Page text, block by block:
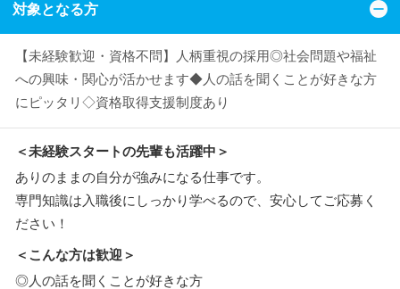
対象となる方
【未経験歓迎・資格不問】人柄重視の採用◎社会問題や福祉
への興味・関心が活かせます◆人の話を聞くことが好きな方
にピッタリ◇資格取得支援制度あり
＜未経験スタートの先輩も活躍中＞
ありのままの自分が強みになる仕事です。
専門知識は入職後にしっかり学べるので、安心してご応募く
ださい！
＜こんな方は歓迎＞
◎人の話を聞くことが好きな方